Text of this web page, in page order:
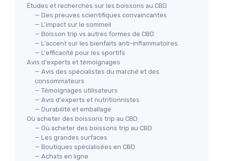
Études et recherches sur les boissons au CBD
— Des preuves scientifiques convaincantes
— L'impact sur le sommeil
— Boisson trip vs autres formes de CBD
— L'accent sur les bienfaits anti-inflammatoires
— L'efficacité pour les sportifs
Avis d'experts et témoignages
— Avis des spécialistes du marché et des
consommateurs
— Témoignages utilisateurs
— Avis d'experts et nutritionnistes
— Durabilité et emballage
Où acheter des boissons trip au CBD
— Où acheter des boissons trip au CBD
— Les grandes surfaces
— Boutiques spécialisées en CBD
— Achats en ligne